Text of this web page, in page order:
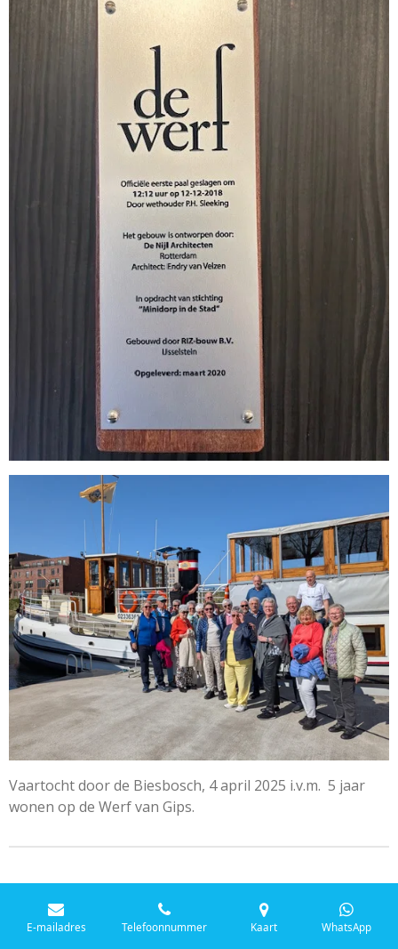
Vaartocht door de Biesbosch, 4 april 2025 i.v.m. 5 jaar
wonen op de Werf van Gips.
E-mailadres Telefoonnummer Kaart WhatsApp